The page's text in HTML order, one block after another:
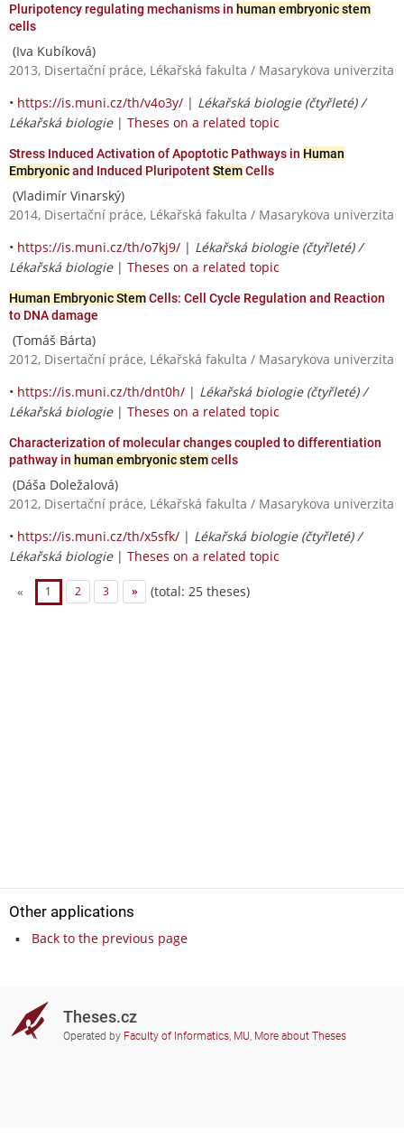
Pluripotency regulating mechanisms in human embryonic stem
cells
(Iva Kubíková)
2013, Disertační práce, Lékařská fakulta / Masarykova univerzita
• https://is.muni.cz/th/v4o3y/ | Lékařská biologie (čtyřleté) /
Lékařská biologie| Theses on a related topic
Stress Induced Activation of Apoptotic Pathways in Human
Embryonicand Induced PluripotentStemCells
(Vladimír Vinarský)
2014, Disertační práce, Lékařská fakulta / Masarykova univerzita
• https://is.muni.cz/th/o7kj9/ | Lékařská biologie (čtyřleté) /
Lékařská biologie| Theses on a related topic
Human Embryonic StemCells: Cell Cycle Regulation and Reaction
to DNA damage
(Tomáš Bárta)
2012, Disertační práce, Lékařská fakulta / Masarykova univerzita
• https://is.muni.cz/th/dnt0h/ | Lékařská biologie (čtyřleté) /
Lékařská biologie| Theses on a related topic
Characterization of molecular changes coupled to differentiation
pathway in human embryonic stemcells
(Dáša Doležalová)
2012, Disertační práce, Lékařská fakulta / Masarykova univerzita
• https://is.muni.cz/th/x5sfk/ | Lékařská biologie (čtyřleté) /
Lékařská biologie| Theses on a related topic
« 1 2 3 » (total: 25 theses)
Other applications
Back to the previous page
Theses.cz
Operated by Faculty of Informatics, MU, More about Theses